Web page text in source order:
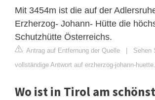
Mit 3454m ist die auf der
Erzherzog- Johann- Hütte die
Schutzhütte Österreichs.
Antrag auf Entfernung der Quelle | Sehen
vollständige Antwort auf erzherzog-johann-
Wo ist in Tirol am